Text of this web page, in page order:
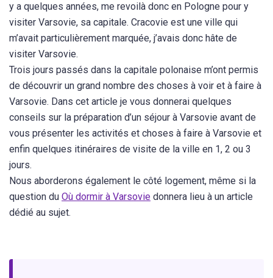
y a quelques années, me revoilà donc en Pologne pour y
visiter Varsovie, sa capitale. Cracovie est une ville qui
m’avait particulièrement marquée, j’avais donc hâte de
visiter Varsovie.
Trois jours passés dans la capitale polonaise m’ont permis
de découvrir un grand nombre des choses à voir et à faire à
Varsovie. Dans cet article je vous donnerai quelques
conseils sur la préparation d’un séjour à Varsovie avant de
vous présenter les activités et choses à faire à Varsovie et
enfin quelques itinéraires de visite de la ville en 1, 2 ou 3
jours.
Nous aborderons également le côté logement, même si la
question du Où dormir à Varsovie donnera lieu à un article
dédié au sujet.